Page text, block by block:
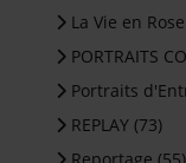
La Vie en
PORTRAITS
Portraits
REPLAY (73)